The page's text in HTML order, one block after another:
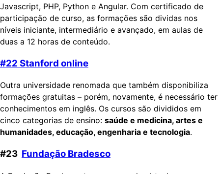
Javascript, PHP, Python e Angular. Com certificado de
participação de curso, as formações são dividas nos
níveis iniciante, intermediário e avançado, em aulas de
duas a 12 horas de conteúdo.
#22 Stanford online
Outra universidade renomada que também disponibiliza
formações gratuitas – porém, novamente, é necessário ter
conhecimentos em inglês. Os cursos são divididos em
cinco categorias de ensino: saúde e medicina, artes e
humanidades, educação, engenharia e tecnologia.
#23 Fundação Bradesco